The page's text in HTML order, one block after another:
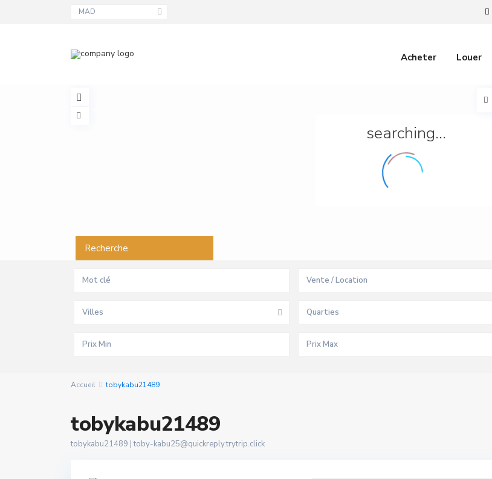
MAD
Acheter Louer
searching...
Recherche
Vente / Location
Villes Quarties
Accueil tobykabu21489
tobykabu21489
tobykabu21489 |toby-kabu25@quickreply.trytrip.click